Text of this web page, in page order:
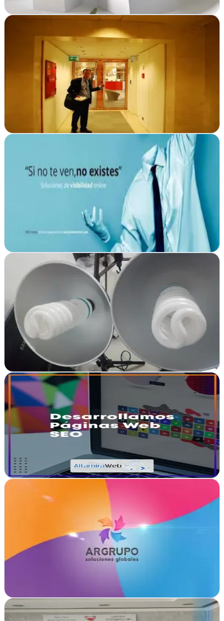
Ver ficha
Agencia de Marketing Digital La Secta
Valladolid
La Secta propone transformar tu presencia online en Valladolid con
diseño web estratégico, campañas digitales efectivas y soluciones
creativas para que tu…
Ver ficha completa
Agencia SEO Alicante - SEOinnova
Alicante
Posicionamiento SEO y diseño web en Alicante. Consultoría de
marketing digital integral para empresas que buscan crecer en
internet con estrategias…
Ver ficha
AGENCIA SEO MADRID®
Boadilla del Monte, Madrid
Posicionamiento web y diseño gráfico en Boadilla del Monte.
Estrategias digitales que aumentan tu visibilidad online y convierten
visitas en clientes
Ver ficha completa
Altamiraweb | SEO | Diseño web Marketing Online
Vigo, Pontevedra
Altamiraweb potencia negocios en Vigo con SEO, diseño web y
estrategias digitales a medida que generan resultados reales
Ver fichacompleta
AR GRUPO
Mairena del Aljarafe, Sevilla
Desde Mairena del Aljarafe, AR GRUPO impulsa tu presencia
digital con hosting, redacción de contenidos y estrategias de
Ver ficha
ARTEMIS - Agencia de Marketing y Comunicación